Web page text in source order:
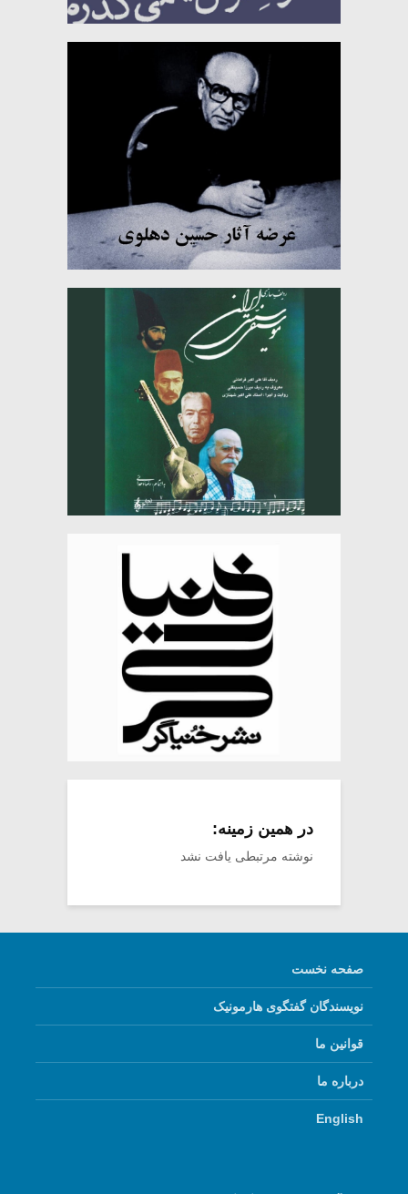
در همین زمینه:
نوشته مرتبطی یافت نشد
صفحه نخست
نویسندگان گفتگوی هارمونیک
قوانین ما
درباره ما
English